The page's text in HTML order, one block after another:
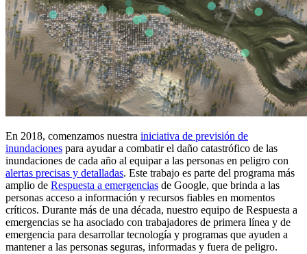
En 2018, comenzamos nuestra iniciativa de previsión de
inundaciones para ayudar a combatir el daño catastrófico de las
inundaciones de cada año al equipar a las personas en peligro con
alertas precisas y detalladas. Este trabajo es parte del programa más
amplio de Respuesta a emergencias de Google, que brinda a las
personas acceso a información y recursos fiables en momentos
críticos. Durante más de una década, nuestro equipo de Respuesta a
emergencias se ha asociado con trabajadores de primera línea y de
emergencia para desarrollar tecnología y programas que ayuden a
mantener a las personas seguras, informadas y fuera de peligro.